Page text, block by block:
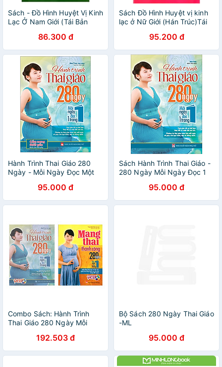
Sách - Đồ Hình Huyệt Vị Kinh
Lạc Ở Nam Giới (Tái Bản
86.300 đ
Sách Đồ Hình Huyệt vị kinh
lạc ở Nữ Giới (Hán Trúc)Tái
95.200 đ
Hành Trình Thai Giáo 280
Ngày - Mỗi Ngày Đọc Một
95.000 đ
Sách Hành Trình Thai Giáo -
280 Ngày Mỗi Ngày Đọc 1
95.000 đ
Combo Sách: Hành Trình
Thai Giáo 280 Ngày Mỗi
Thai Thành Công - 280
Ngày Mỗi Ngày Đọc 1 Trang
192.503 đ
Bộ Sách 280 Ngày Thai Giáo
-ML
95.000 đ